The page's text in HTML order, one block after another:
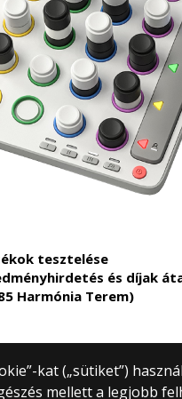
tesztelése
és díjak
Harmónia Terem)
kat („sütiket”)
mellett a legjobb